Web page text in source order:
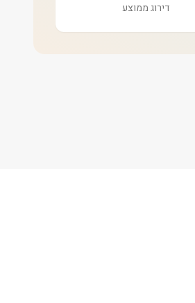
דירוג ממוצע